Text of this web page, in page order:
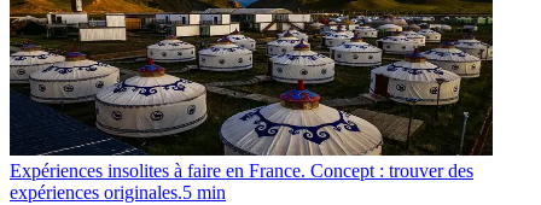
Expériences insolites à faire en France. Concept : trouver des
expériences originales.5 min